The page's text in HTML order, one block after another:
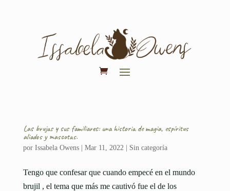
Las brujas y sus familiares: una historia de magia, espíritus
aliados y mascotas.
por Issabela Owens| Mar 11, 2022 | Sin categoría
Tengo que confesar que cuando empecé en el mundo
brujil , el tema que más me cautivó fue el de los